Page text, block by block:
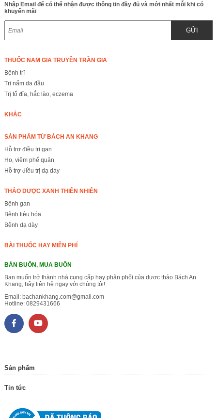
Nhập Email để có thể nhận được thông tin đầy đủ và mới nhất mỗi khi có
khuyến mãi
GỬI
THUỐC NAM GIA TRUYỀN TRẦN GIA
Bệnh trĩ
Trị nấm da đầu
Trị tổ đỉa, hắc lào, eczema
KHÁC
SẢN PHẨM TỪ BÁCH AN KHANG
Hỗ trợ điều trị gan
Ho, viêm phế quản
Hỗ trợ điều trị dạ dày
THẢO DƯỢC XANH THIÊN NHIÊN
Bệnh gan
Bệnh tiêu hóa
Bệnh dạ dày
BÀI THUỐC HAY MIỄN PHÍ
BÁN BUÔN, MUA BUÔN
Bạn muốn trở thành nhà cung cấp hay phân phối của dược thảo Bách An
Khang, hãy liên hệ ngay với chúng tôi!
Email: bachankhang.com@gmail.com
Hotline: 0829431666
Sản phẩm
Tin tức